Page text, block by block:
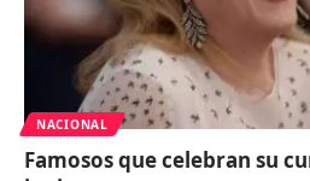
NACIONAL
Famosos que celebran su